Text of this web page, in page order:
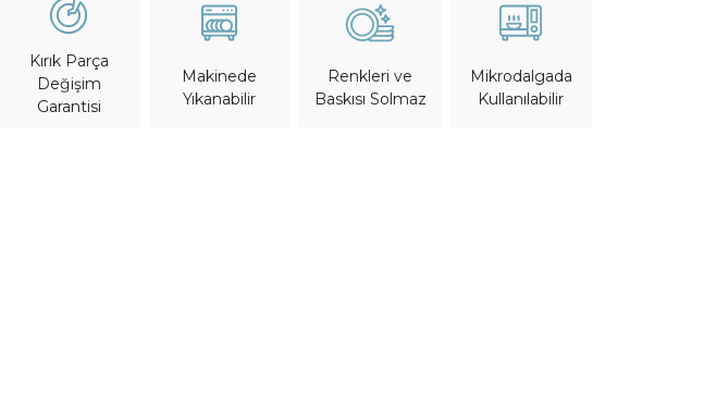
Kırık Parça
Değişim
Garantisi
Makinede
Yıkanabilir
Renkleri ve
Baskısı Solmaz
Mikrodalgada
Kullanılabilir